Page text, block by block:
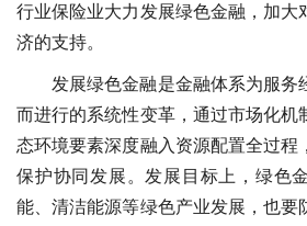
行业保险业大力发展绿色金融，加大
济的支持。
发展绿色金融是金融体系为服务
而进行的系统性变革，通过市场化机
态环境要素深度融入资源配置全过程
保护协同发展。发展目标上，绿色
能、清洁能源等绿色产业发展，也要